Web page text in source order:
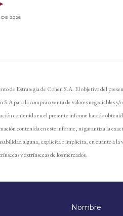
2026
de Estrategia de Cohen S.A. El objetivo del
para la compra o venta de valores negociables
contenida en el presente informe ha sido
contenida en este informe, ni garantiza la
alguna, explícita o implícita, en cuanto a
y extrínsecas de los mercados.